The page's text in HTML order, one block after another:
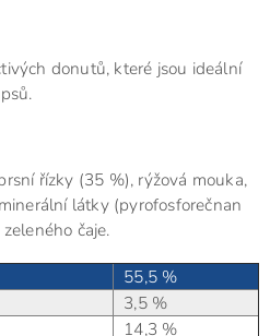
donutů, které jsou ideální
řízky (35 %), rýžová mouka,
látky (pyrofosforečnan
čaje.
55,5 %
3,5 %
14,3 %